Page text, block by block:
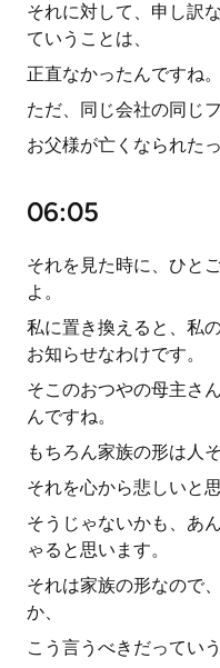
それに対して、申し訳
ていうことは、
正直なかったんですね。
ただ、同じ会社の同じ
お父様が亡くなられた
06:05
それを見た時に、ひと
よ。
私に置き換えると、私
お知らせなわけです。
そこのおつやの母主さ
んですね。
もちろん家族の形は人
それを心から悲しいと
そうじゃないかも、あ
ゃると思います。
それは家族の形なので
か、
こう言うべきだってい